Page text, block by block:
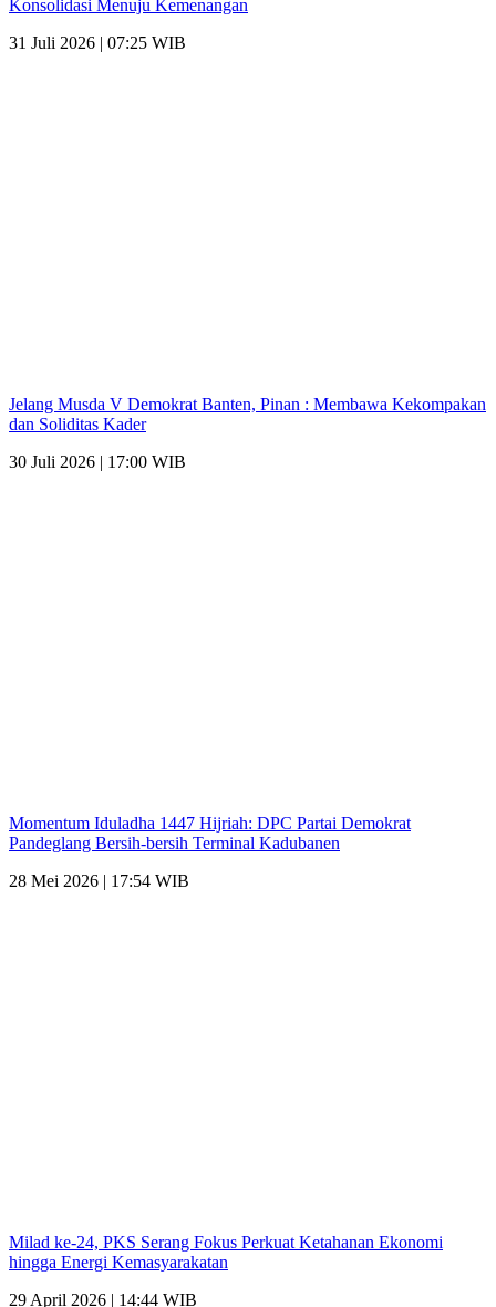
Konsolidasi Menuju Kemenangan
31 Juli 2026 | 07:25 WIB
Jelang Musda V Demokrat Banten, Pinan : Membawa Kekompakan
dan Soliditas Kader
30 Juli 2026 | 17:00 WIB
Momentum Iduladha 1447 Hijriah: DPC Partai Demokrat
Pandeglang Bersih-bersih Terminal Kadubanen
28 Mei 2026 | 17:54 WIB
Milad ke-24, PKS Serang Fokus Perkuat Ketahanan Ekonomi
hingga Energi Kemasyarakatan
29 April 2026 | 14:44 WIB